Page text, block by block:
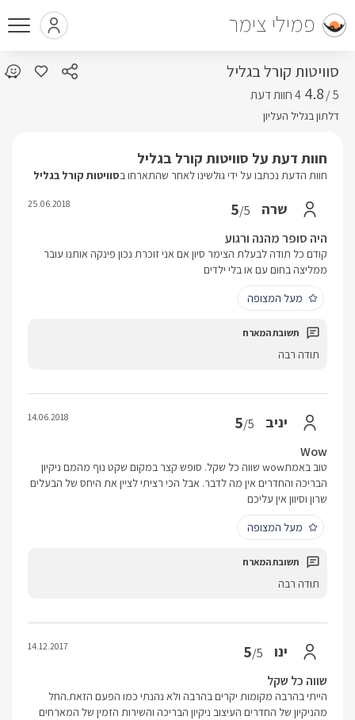
פמילי צימר
סוויטות קורל בגליל
5 /
4.8
דלתון בגליל העליון
חוות דעת על סוויטות קורל בגליל
חוות הדעת נכתבו על ידי גולשינו לאחר שהתארחו בסוויטות קורל בגליל
שרה 5/5
25.06.2018
היה סופר מהנה ורגוע
קודם כל תודה לבעלת הצימר סיון אם אני זוכרת נכון פינקה אותנו עובר
ממליצה בחום עם או בלי ילדים
מעל המצופה
תודה רבה
יניב 5/5
14.06.2018
Wow
טוב באמתwow שווה כל שקל. סופש קצר במקום שקט נוף מהמם ניקיון
הבריכה והחדרים אין מה לדבר. אבל הכי רציתי לציין את היחס של הבעלים
שרון וסיוון אין עליכם
מעל המצופה
תודה רבה
ינו 5/5
14.12.2017
שווה כל שקל
הייתי בהרבה מקומות יקרים בהרבה ולא נהנתי כמו הפעם הזאת.החל
מהניקיון של החדרים העיצוב ניקיון הבריכה והשירות הזמין של המארחים